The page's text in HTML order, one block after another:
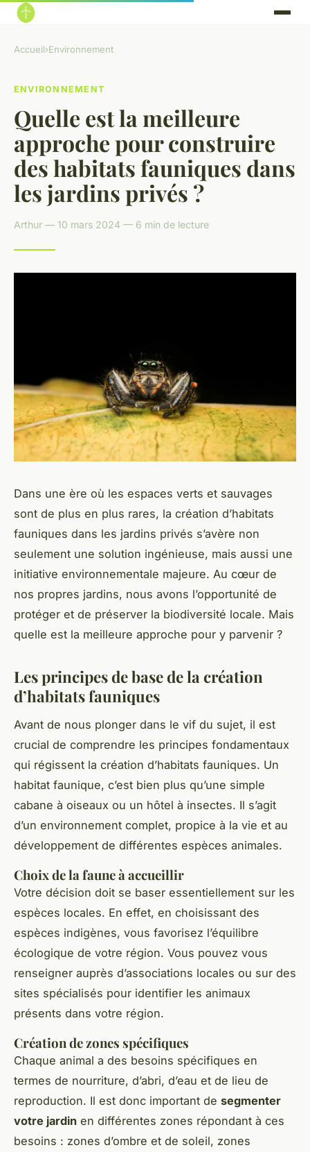
Accueil›Environnement
ENVIRONNEMENT
Quelle est la meilleure
approche pour construire
des habitats fauniques dans
les jardins privés ?
Arthur — 10 mars 2024 — 6 min de lecture
Dans une ère où les espaces verts et sauvages
sont de plus en plus rares, la création d’habitats
fauniques dans les jardins privés s’avère non
seulement une solution ingénieuse, mais aussi une
initiative environnementale majeure. Au cœur de
nos propres jardins, nous avons l’opportunité de
protéger et de préserver la biodiversité locale. Mais
quelle est la meilleure approche pour y parvenir ?
Les principes de base de la création
d’habitats fauniques
Avant de nous plonger dans le vif du sujet, il est
crucial de comprendre les principes fondamentaux
qui régissent la création d’habitats fauniques. Un
habitat faunique, c’est bien plus qu’une simple
cabane à oiseaux ou un hôtel à insectes. Il s’agit
d’un environnement complet, propice à la vie et au
développement de différentes espèces animales.
Choix de la faune à accueillir
Votre décision doit se baser essentiellement sur les
espèces locales. En effet, en choisissant des
espèces indigènes, vous favorisez l’équilibre
écologique de votre région. Vous pouvez vous
renseigner auprès d’associations locales ou sur des
sites spécialisés pour identifier les animaux
présents dans votre région.
Création de zones spécifiques
Chaque animal a des besoins spécifiques en
termes de nourriture, d’abri, d’eau et de lieu de
reproduction. Il est donc important de segmenter
votre jardin en différentes zones répondant à ces
besoins : zones d’ombre et de soleil, zones